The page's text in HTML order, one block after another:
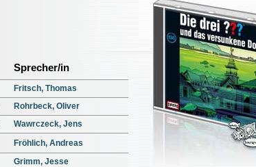
Sprecher/in
Fritsch, Thomas
Rohrbeck, Oliver
Wawrczeck, Jens
Fröhlich, Andreas
Grimm, Jesse